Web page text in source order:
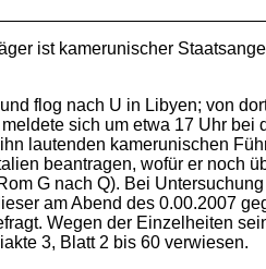
ist kamerunischer
flog nach U in Libyen; von
sich um etwa 17 Uhr
lautenden kamerunischen
beantragen, wofür er noch
G nach Q). Bei
am Abend des 0.00.2007
Wegen der Einzelheiten
3, Blatt 2 bis 60 verwiesen.